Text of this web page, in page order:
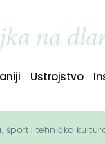
Ustrojstvo
šport i tehnička